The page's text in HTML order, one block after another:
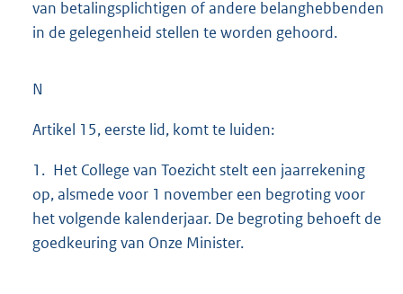
van betalingsplichtigen of andere belanghebbenden
in de gelegenheid stellen te worden gehoord.
N
Artikel 15, eerste lid, komt te luiden:
1. Het College van Toezicht stelt een jaarrekening
op, alsmede voor 1 november een begroting voor
het volgende kalenderjaar. De begroting behoeft de
goedkeuring van Onze Minister.